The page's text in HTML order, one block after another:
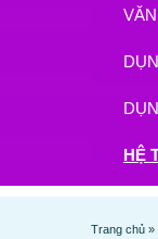
Trang chủ »